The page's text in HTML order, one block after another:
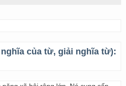
của từ, giải nghĩa từ):